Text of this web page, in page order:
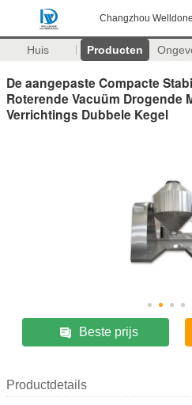
Changzhou
Huis Producten
De aangepaste Compacte
Roterende Vacuüm Drogende
Verrichtings Dubbele Kegel
Beste prijs
Productdetails